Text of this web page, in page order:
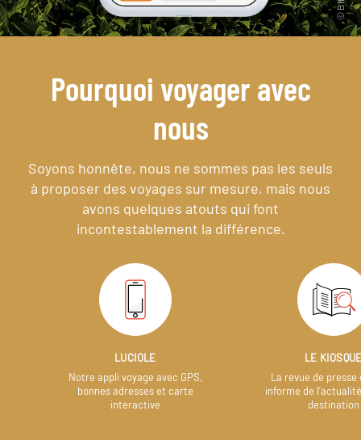
Pourquoi voyager avec
nous
Soyons honnête, nous ne sommes pas les seuls
à proposer des voyages sur mesure, mais nous
avons quelques atouts qui font
incontestablement la différence.
LUCIOLE
Notre appli voyage avec GPS,
bonnes adresses et carte
interactive
LE
La revue de presse
informe de
destination